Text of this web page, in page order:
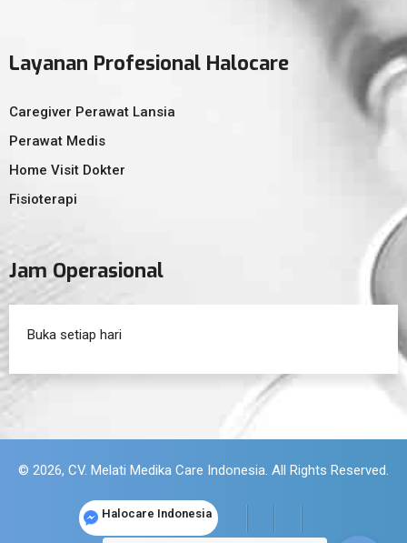
Layanan Profesional Halocare
Caregiver Perawat Lansia
Perawat Medis
Home Visit Dokter
Fisioterapi
Jam Operasional
Buka setiap hari
© 2026, CV. Melati Medika Care Indonesia. All Rights Reserved.
Halocare Indonesia